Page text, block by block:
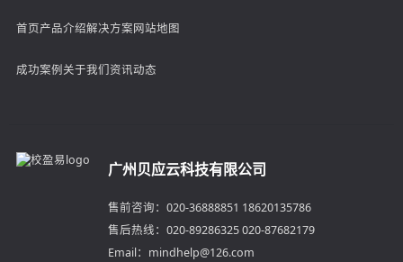
首页产品介绍解决方案网站地图
成功案例关于我们资讯动态
广州贝应云科技有限公司
售前咨询：020-36888851 18620135786
售后热线：020-89286325 020-87682179
Email：mindhelp@126.com